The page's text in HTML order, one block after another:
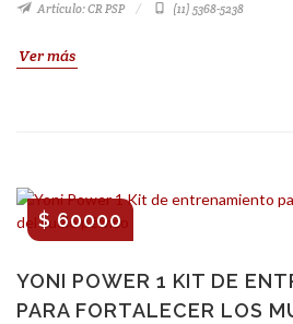
Artículo: CR PSP (11) 5368-5238
Ver más
YONI POWER 1 KIT DE
PARA FORTALECER LOS
$ 60000